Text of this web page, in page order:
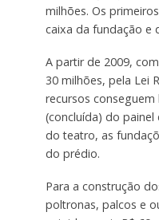
milhões. Os
caixa da fundação e
A partir de 2009,
30 milhões, pela Lei
recursos
(concluída) do painel
do teatro, as
do prédio.
Para a construção
poltronas, palcos e